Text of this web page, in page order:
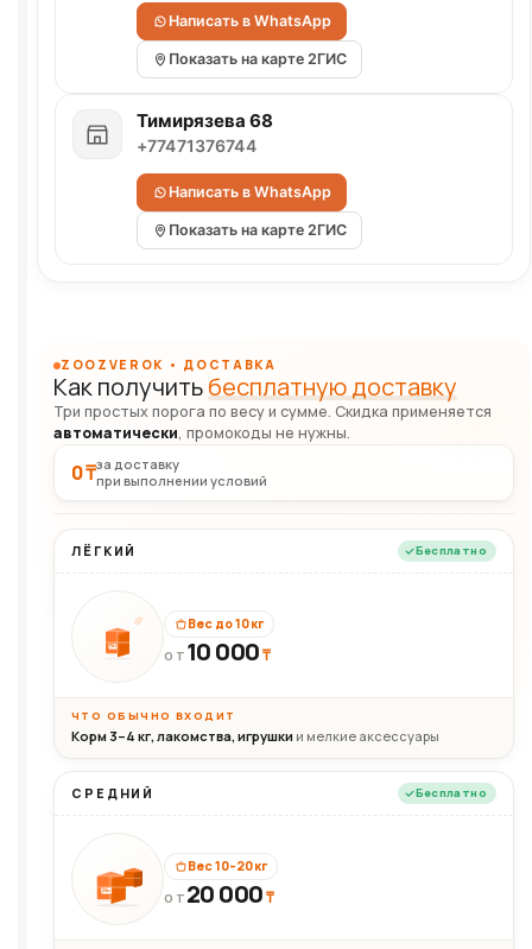
Написать в WhatsApp
Показать на карте 2ГИС
Тимирязева 68
+77471376744
Написать в WhatsApp
Показать на карте 2ГИС
ZOOZVEROK • ДОСТАВКА
Как получитьбесплатную доставку
Три простых порога по весу и сумме. Скидка применяется
автоматически, промокоды не нужны.
0 ₸за доставку
при выполнении условий
ЛЁГКИЙ Бесплатно
10кг
Вес до 10 кг
ОТ 10 000₸
ЧТО ОБЫЧНО ВХОДИТ
Корм 3–4 кг, лакомства, игрушки и мелкие аксессуары
СРЕДНИЙ Бесплатно
20кг
Вес 10–20 кг
ОТ 20 000₸